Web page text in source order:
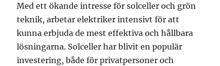
Med ett ökande intresse för solceller och grön
teknik, arbetar elektriker intensivt för att
kunna erbjuda de mest effektiva och hållbara
lösningarna. Solceller har blivit en populär
investering, både för privatpersoner och